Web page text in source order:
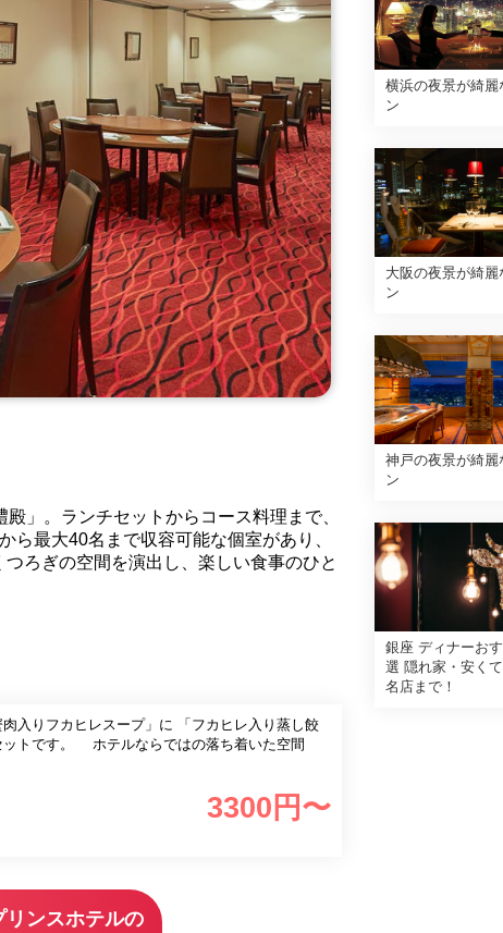
」。ランチセットからコース料理まで、
ら最大40名まで収容可能な個室があり、
ろぎの空間を演出し、楽しい食事のひと
入りフカヒレスープ」に 「フカヒレ入り蒸し餃
ットです。 ホテルならではの落ち着いた空間
3300 円〜
ンスホテルの
横浜の夜景が綺麗
ン
大阪の夜景が綺麗
ン
神戸の夜景が綺麗
ン
銀座 ディナーお
選 隠れ家・安く
名店まで！